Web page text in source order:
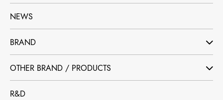
NEWS
BRAND
OTHER BRAND / PRODUCTS
R&D